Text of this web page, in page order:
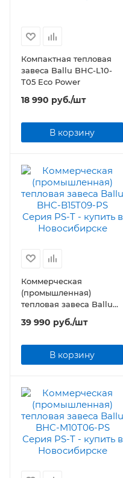
Компактная тепловая
завеса Ballu BHC-L10-
T05 Eco Power
18 990 руб./шт
В корзину
Коммерческая
(промышленная)
тепловая завеса Ballu
BHC-B15T09-PS Серия
PS-T
39 990 руб./шт
В корзину